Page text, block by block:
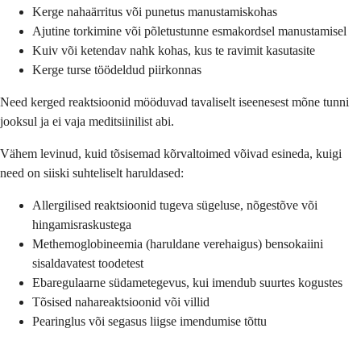
Kerge nahaärritus või punetus manustamiskohas
Ajutine torkimine või põletustunne esmakordsel manustamisel
Kuiv või ketendav nahk kohas, kus te ravimit kasutasite
Kerge turse töödeldud piirkonnas
Need kerged reaktsioonid mööduvad tavaliselt iseenesest mõne tunni
jooksul ja ei vaja meditsiinilist abi.
Vähem levinud, kuid tõsisemad kõrvaltoimed võivad esineda, kuigi
need on siiski suhteliselt haruldased:
Allergilised reaktsioonid tugeva sügeluse, nõgestõve või
hingamisraskustega
Methemoglobineemia (haruldane verehaigus) bensokaiini
sisaldavatest toodetest
Ebaregulaarne südametegevus, kui imendub suurtes kogustes
Tõsised nahareaktsioonid või villid
Pearinglus või segasus liigse imendumise tõttu